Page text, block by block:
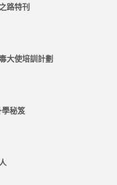
路特刊
大使培訓計劃
秘笈